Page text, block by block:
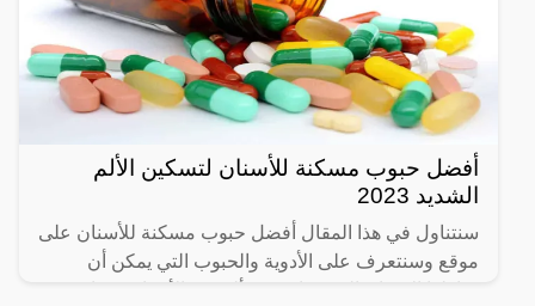
أفضل حبوب مسكنة للأسنان لتسكين الألم
الشديد 2023
سنتناول في هذا المقال أفضل حبوب مسكنة للأسنان على
موقع وسنتعرف على الأدوية والحبوب التي يمكن أن